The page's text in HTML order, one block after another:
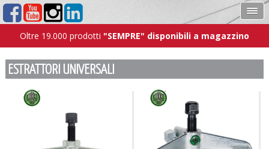
Oltre 19.000 prodotti "SEMPRE" disponibili a magazzino
ESTRATTORI UNIVERSALI